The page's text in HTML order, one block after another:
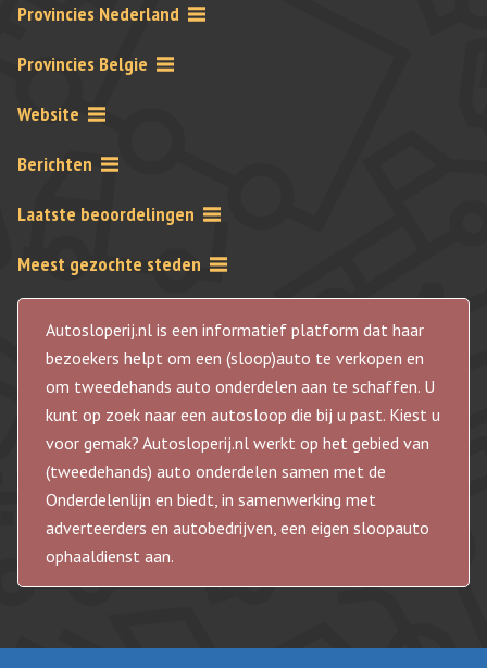
Provincies Nederland
Provincies Belgie
Website
Berichten
Laatste beoordelingen
Meest gezochte steden
Autosloperij.nl is een informatief platform dat haar
bezoekers helpt om een (sloop)auto te verkopen en
om tweedehands auto onderdelen aan te schaffen. U
kunt op zoek naar een autosloop die bij u past. Kiest u
voor gemak? Autosloperij.nl werkt op het gebied van
(tweedehands) auto onderdelen samen met de
Onderdelenlijn en biedt, in samenwerking met
adverteerders en autobedrijven, een eigen sloopauto
ophaaldienst aan.